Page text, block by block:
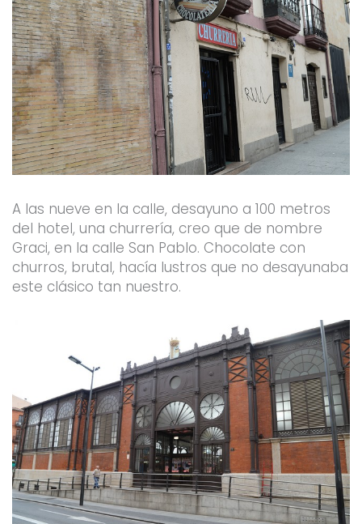
A las nueve en la calle, desayuno a 100 metros
del hotel, una churrería, creo que de nombre
Graci, en la calle San Pablo. Chocolate con
churros, brutal, hacía lustros que no desayunaba
este clásico tan nuestro.